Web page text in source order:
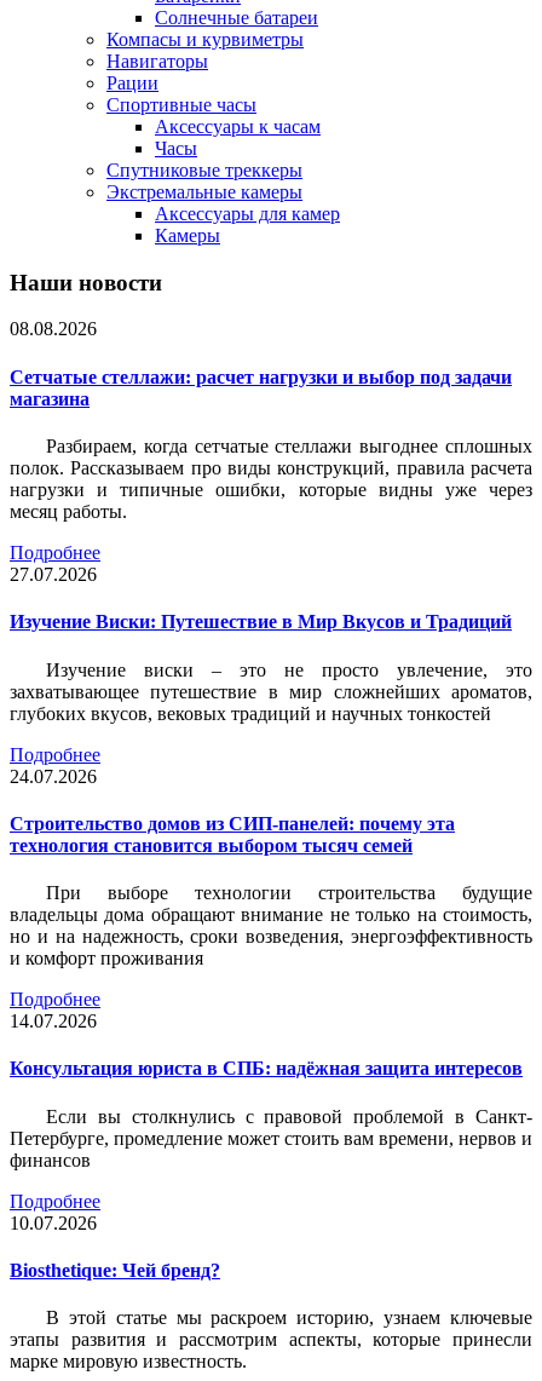
Солнечные батареи
Компасы и курвиметры
Навигаторы
Рации
Спортивные часы
Аксессуары к часам
Часы
Спутниковые треккеры
Экстремальные камеры
Аксессуары для камер
Камеры
Наши новости
08.08.2026
Сетчатые стеллажи: расчет нагрузки и выбор под задачи
магазина
Разбираем, когда сетчатые стеллажи выгоднее сплошных
полок. Рассказываем про виды конструкций, правила расчета
нагрузки и типичные ошибки, которые видны уже через
месяц работы.
Подробнее
27.07.2026
Изучение Виски: Путешествие в Мир Вкусов и Традиций
Изучение виски – это не просто увлечение, это
захватывающее путешествие в мир сложнейших ароматов,
глубоких вкусов, вековых традиций и научных тонкостей
Подробнее
24.07.2026
Строительство домов из СИП-панелей: почему эта
технология становится выбором тысяч семей
При выборе технологии строительства будущие
владельцы дома обращают внимание не только на стоимость,
но и на надежность, сроки возведения, энергоэффективность
и комфорт проживания
Подробнее
14.07.2026
Консультация юриста в СПБ: надёжная защита интересов
Если вы столкнулись с правовой проблемой в Санкт-
Петербурге, промедление может стоить вам времени, нервов и
финансов
Подробнее
10.07.2026
Biosthetique: Чей бренд?
В этой статье мы раскроем историю, узнаем ключевые
этапы развития и рассмотрим аспекты, которые принесли
марке мировую известность.